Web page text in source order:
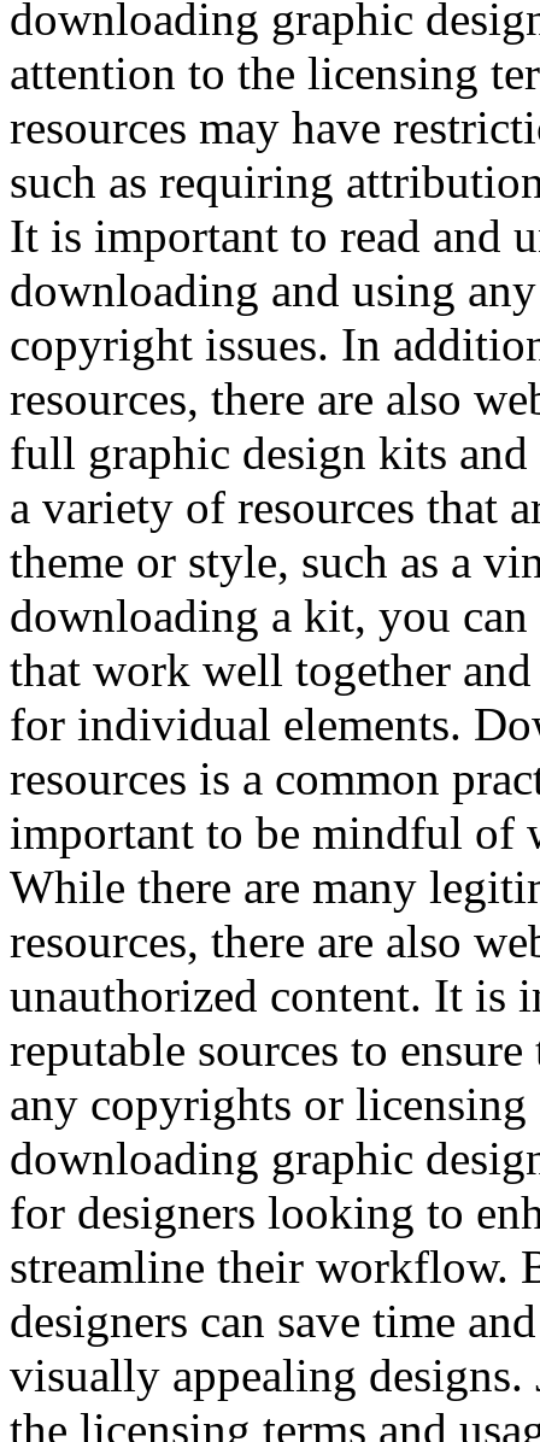
downloading graphic
attention to the licensing
resources may have
such as requiring
It is important to read and
downloading and using
copyright issues. In
resources, there are also
full graphic design kits
a variety of resources that
theme or style, such as a
downloading a kit, you can
that work well together
for individual elements.
resources is a common
important to be mindful of
While there are many
resources, there are also
unauthorized content. It is
reputable sources to
any copyrights or licensing
downloading graphic
for designers looking to
streamline their workflow.
designers can save time
visually appealing designs.
the licensing terms and